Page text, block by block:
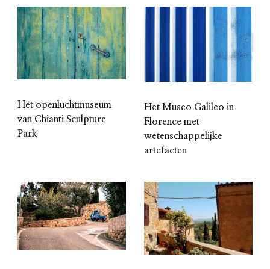
Het openluchtmuseum
van Chianti Sculpture
Park
Het Museo Galileo in
Florence met
wetenschappelijke
artefacten